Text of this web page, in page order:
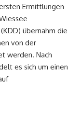
Ermittlungen
übernahm die
von der
werden. Nach
es sich um einen